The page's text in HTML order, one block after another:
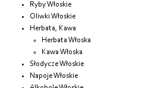
Ryby Włoskie
Oliwki Włoskie
Herbata, Kawa
Herbata Włoska
Kawa Włoska
Słodycze Włoskie
Napoje Włoskie